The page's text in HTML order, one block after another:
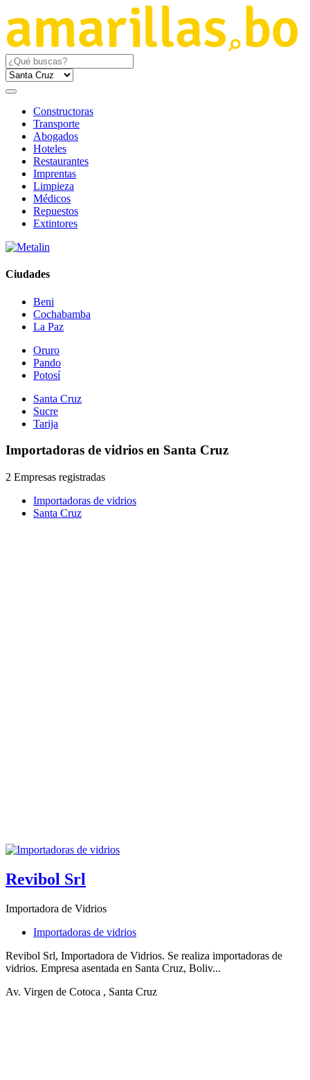
Constructoras
Transporte
Abogados
Hoteles
Restaurantes
Imprentas
Limpieza
Médicos
Repuestos
Extintores
Ciudades
Beni
Cochabamba
La Paz
Oruro
Pando
Potosí
Santa Cruz
Sucre
Tarija
Importadoras de vidrios en Santa Cruz
2 Empresas registradas
Importadoras de vidrios
Santa Cruz
Revibol Srl
Importadora de Vidrios
Importadoras de vidrios
Revibol Srl, Importadora de Vidrios. Se realiza importadoras de
vidrios. Empresa asentada en Santa Cruz, Boliv...
Av. Virgen de Cotoca , Santa Cruz